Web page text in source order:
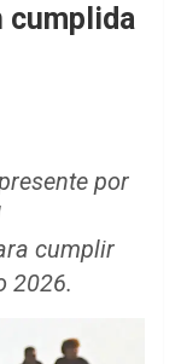
cumplida
por
cumplir
2026.